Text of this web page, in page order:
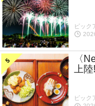
ピック
〈
上
ピック